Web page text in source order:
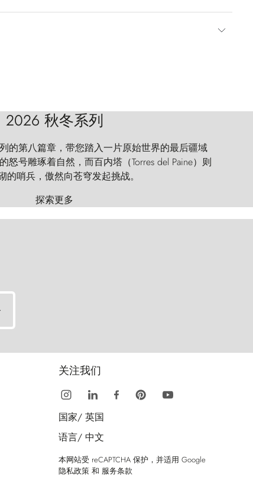
2026 秋冬系列
列的第八篇章，带您踏入一片原始世界的最后疆域
号雕琢着自然，而百内塔（Torres del Paine）则
的哨兵，傲然向苍穹发起挑战。
探索更多
关注我们
国家/ 英国
语言/ 中文
本网站受 reCAPTCHA 保护，并适用 Google
隐私政策 和 服务条款